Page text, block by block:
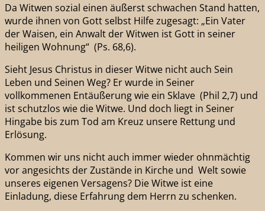
Da Witwen sozial einen äußerst schwachen Stand hatten,
wurde ihnen von Gott selbst Hilfe zugesagt: „Ein Vater
der Waisen, ein Anwalt der Witwen ist Gott in seiner
heiligen Wohnung“ (Ps. 68,6).
Sieht Jesus Christus in dieser Witwe nicht auch Sein
Leben und Seinen Weg? Er wurde in Seiner
vollkommenen Entäußerung wie ein Sklave (Phil 2,7) und
ist schutzlos wie die Witwe. Und doch liegt in Seiner
Hingabe bis zum Tod am Kreuz unsere Rettung und
Erlösung.
Kommen wir uns nicht auch immer wieder ohnmächtig
vor angesichts der Zustände in Kirche und Welt sowie
unseres eigenen Versagens? Die Witwe ist eine
Einladung, diese Erfahrung dem Herrn zu schenken.